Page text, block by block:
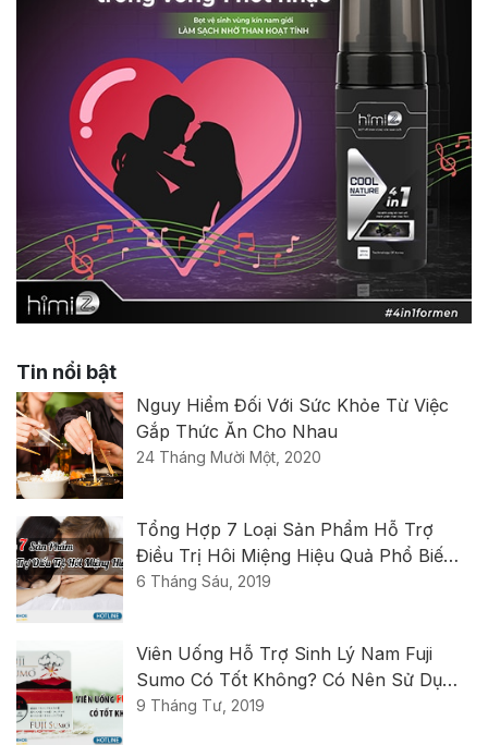
Tin nổi bật
Nguy Hiểm Đối Với Sức Khỏe Từ Việc
Gắp Thức Ăn Cho Nhau
24 Tháng Mười Một, 2020
Tổng Hợp 7 Loại Sản Phẩm Hỗ Trợ
Điều Trị Hôi Miệng Hiệu Quả Phổ Biến
Nhất Hiện Nay
6 Tháng Sáu, 2019
Viên Uống Hỗ Trợ Sinh Lý Nam Fuji
Sumo Có Tốt Không? Có Nên Sử Dụng
Không?
9 Tháng Tư, 2019